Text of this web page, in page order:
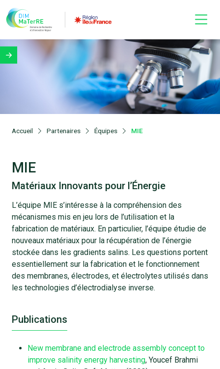
Accueil Partenaires Équipes MIE
MIE
Matériaux Innovants pour l’Énergie
L’équipe MIE s’intéresse à la compréhension des
mécanismes mis en jeu lors de l’utilisation et la
fabrication de matériaux. En particulier, l’équipe étudie de
nouveaux matériaux pour la récupération de l’énergie
stockée dans les gradients salins. Les questions portent
essentiellement sur la fabrication et le fonctionnement
des membranes, électrodes, et électrolytes utilisés dans
les technologies d’électrodialyse inverse.
Publications
New membrane and electrode assembly concept to
improve salinity energy harvesting, Youcef Brahmi